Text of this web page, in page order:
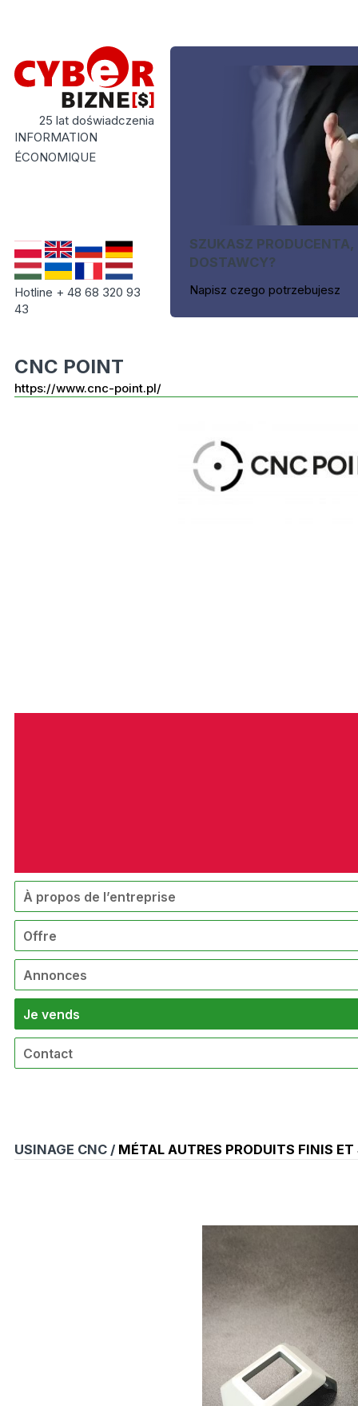
25 lat doświadczenia
INFORMATION
ÉCONOMIQUE
Hotline + 48 68 320 93
43
SZUKASZ PRODUCENTA,
DOSTAWCY?
Napisz czego potrzebujesz
CNC POINT
https://www.cnc-point.pl/
À propos de l’entreprise
Offre
Annonces
Je vends
Contact
USINAGE CNC / MÉTAL AUTRES PRODUITS FINIS ET